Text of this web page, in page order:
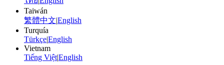
Taiwán
繁體中文|English
Turquía
Türkçe|English
Vietnam
Tiếng Việt|English